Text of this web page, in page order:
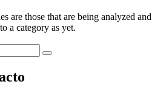
are those that are being analyzed and
a category as yet.